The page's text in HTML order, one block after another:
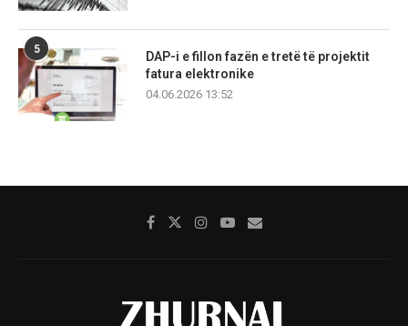
5
DAP-i e fillon fazën e tretë të projektit
fatura elektronike
04.06.2026 13:52